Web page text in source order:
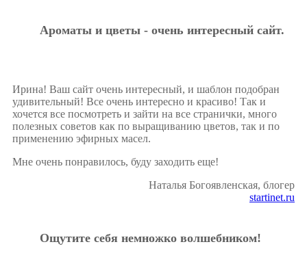
Ароматы и цветы - очень интересный сайт.
Ирина! Ваш сайт очень интересный, и шаблон подобран
удивительный! Все очень интересно и красиво! Так и
хочется все посмотреть и зайти на все странички, много
полезных советов как по выращиванию цветов, так и по
применению эфирных масел.
Мне очень понравилось, буду заходить еще!
Наталья Богоявленская, блогер
startinet.ru
Ощутите себя немножко волшебником!